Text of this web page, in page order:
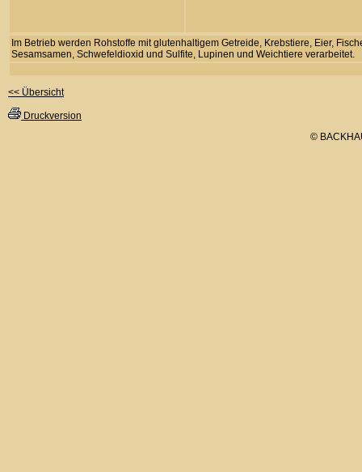
Im Betrieb werden Rohstoffe mit glutenhaltigem Getreide, Krebstiere, Eier,
Sesamsamen, Schwefeldioxid und Sulfite, Lupinen und Weichtiere verarbeitet.
<< Übersicht
Druckversion
©